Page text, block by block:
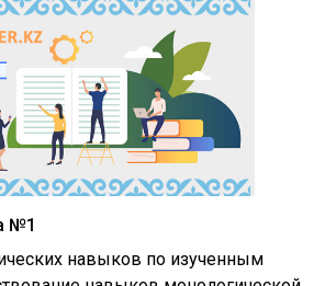
№1
навыков по изученным